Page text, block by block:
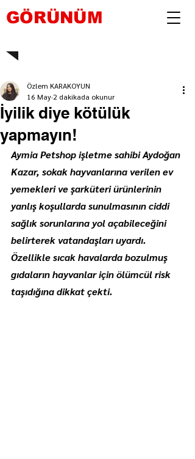
GÖRÜNÜM
İyilik diye kötülük
yapmayın!
Özlem KARAKOYUN
16 May 2 dakikada okunur
Aymia Petshop işletme sahibi Aydoğan
Kazar, sokak hayvanlarına verilen ev
yemekleri ve şarküteri ürünlerinin
yanlış koşullarda sunulmasının ciddi
sağlık sorunlarına yol açabileceğini
belirterek vatandaşları uyardı.
Özellikle sıcak havalarda bozulmuş
gıdaların hayvanlar için ölümcül risk
taşıdığına dikkat çekti.